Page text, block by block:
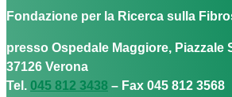
Fondazione per la Ricerca sulla
presso Ospedale Maggiore, Piazzale
37126 Verona
Tel. 045 812 3438 – Fax 045 812 3568